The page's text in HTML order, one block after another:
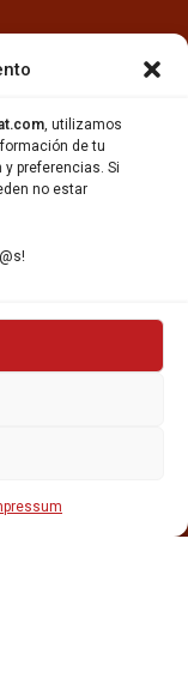
, utilizamos
de tu
preferencias. Si
no estar